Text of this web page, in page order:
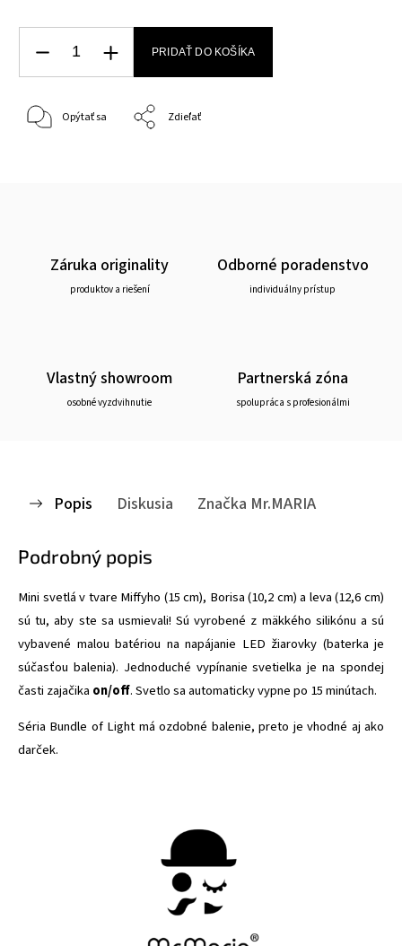
PRIDAŤ DO KOŠÍKA
Opýtať sa Zdieľať
Záruka originality
produktov a riešení
Odborné poradenstvo
individuálny prístup
Vlastný showroom
osobné vyzdvihnutie
Partnerská zóna
spolupráca s profesionálmi
Popis Diskusia Značka Mr.MARIA
Podrobný popis
Mini svetlá v tvare Miffyho (15 cm), Borisa (10,2 cm) a leva (12,6 cm)
sú tu, aby ste sa usmievali! Sú vyrobené z mäkkého silikónu a sú
vybavené malou batériou na napájanie LED žiarovky (baterka je
súčasťou balenia). Jednoduché vypínanie svetielka je na spondej
časti zajačika on/off. Svetlo sa automaticky vypne po 15 minútach.
Séria Bundle of Light má ozdobné balenie, preto je vhodné aj ako
darček.